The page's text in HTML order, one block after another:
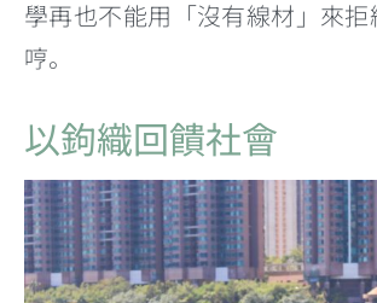
學再也不能用「沒有線材」來
哼。
以鉤織回饋社會